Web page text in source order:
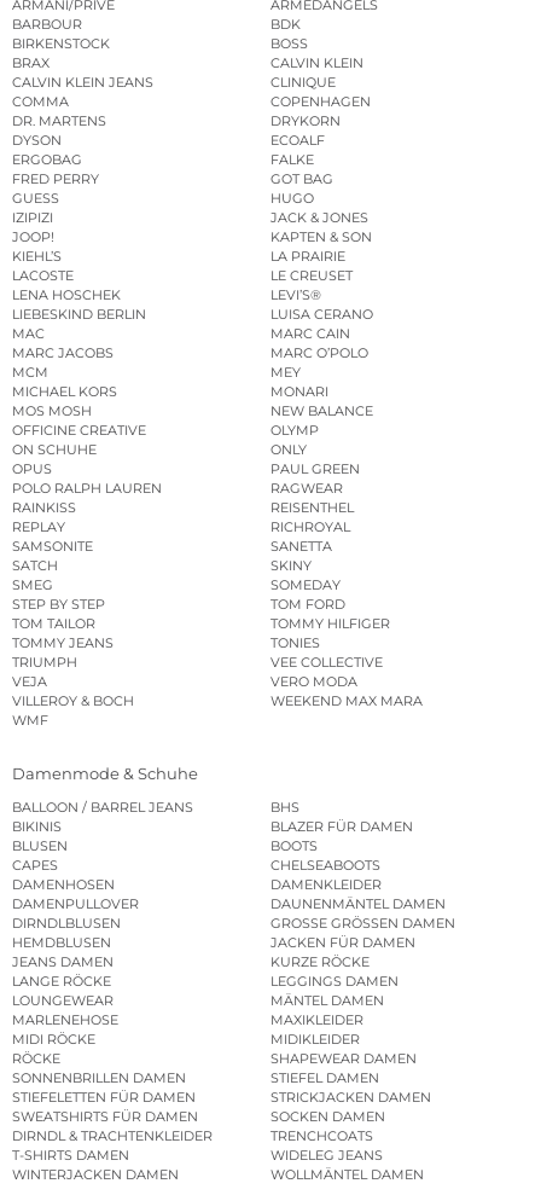
ARMANI/PRIVÉ
ARMEDANGELS
BARBOUR
BDK
BIRKENSTOCK
BOSS
BRAX
CALVIN KLEIN
CALVIN KLEIN JEANS
CLINIQUE
COMMA
COPENHAGEN
DR. MARTENS
DRYKORN
DYSON
ECOALF
ERGOBAG
FALKE
FRED PERRY
GOT BAG
GUESS
HUGO
IZIPIZI
JACK & JONES
JOOP!
KAPTEN & SON
KIEHL’S
LA PRAIRIE
LACOSTE
LE CREUSET
LENA HOSCHEK
LEVI’S®
LIEBESKIND BERLIN
LUISA CERANO
MAC
MARC CAIN
MARC JACOBS
MARC O’POLO
MCM
MEY
MICHAEL KORS
MONARI
MOS MOSH
NEW BALANCE
OFFICINE CREATIVE
OLYMP
ON SCHUHE
ONLY
OPUS
PAUL GREEN
POLO RALPH LAUREN
RAGWEAR
RAINKISS
REISENTHEL
REPLAY
RICHROYAL
SAMSONITE
SANETTA
SATCH
SKINY
SMEG
SOMEDAY
STEP BY STEP
TOM FORD
TOM TAILOR
TOMMY HILFIGER
TOMMY JEANS
TONIES
TRIUMPH
VEE COLLECTIVE
VEJA
VERO MODA
VILLEROY & BOCH
WEEKEND MAX MARA
WMF
Damenmode & Schuhe
BALLOON / BARREL JEANS
BHS
BIKINIS
BLAZER FÜR DAMEN
BLUSEN
BOOTS
CAPES
CHELSEABOOTS
DAMENHOSEN
DAMENKLEIDER
DAMENPULLOVER
DAUNENMÄNTEL DAMEN
DIRNDLBLUSEN
GROSSE GRÖSSEN DAMEN
HEMDBLUSEN
JACKEN FÜR DAMEN
JEANS DAMEN
KURZE RÖCKE
LANGE RÖCKE
LEGGINGS DAMEN
LOUNGEWEAR
MÄNTEL DAMEN
MARLENEHOSE
MAXIKLEIDER
MIDI RÖCKE
MIDIKLEIDER
RÖCKE
SHAPEWEAR DAMEN
SONNENBRILLEN DAMEN
STIEFEL DAMEN
STIEFELETTEN FÜR DAMEN
STRICKJACKEN DAMEN
SWEATSHIRTS FÜR DAMEN
SOCKEN DAMEN
DIRNDL & TRACHTENKLEIDER
TRENCHCOATS
T-SHIRTS DAMEN
WIDELEG JEANS
WINTERJACKEN DAMEN
WOLLMÄNTEL DAMEN